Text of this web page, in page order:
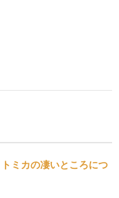
ミカの凄いところにつ